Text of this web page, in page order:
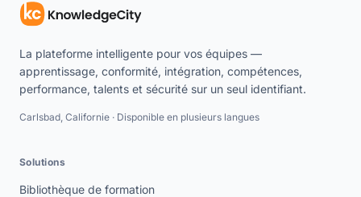
La plateforme intelligente pour vos équipes —
apprentissage, conformité, intégration, compétences,
performance, talents et sécurité sur un seul identifiant.
Carlsbad, Californie · Disponible en plusieurs langues
Solutions
Bibliothèque de formation